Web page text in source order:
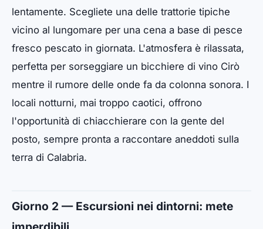
lentamente. Scegliete una delle trattorie tipiche
vicino al lungomare per una cena a base di pesce
fresco pescato in giornata. L'atmosfera è rilassata,
perfetta per sorseggiare un bicchiere di vino Cirò
mentre il rumore delle onde fa da colonna sonora. I
locali notturni, mai troppo caotici, offrono
l'opportunità di chiacchierare con la gente del
posto, sempre pronta a raccontare aneddoti sulla
terra di Calabria.
Giorno 2 — Escursioni nei dintorni: mete